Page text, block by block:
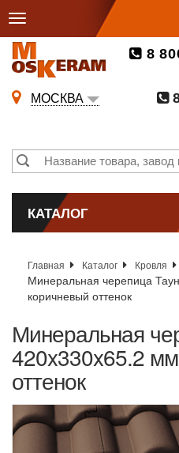
8
МОСКВА
КАТАЛОГ
Главная Каталог Кровля
Минеральная черепица
коричневый оттенок
Минеральная
420x330x65.2
оттенок